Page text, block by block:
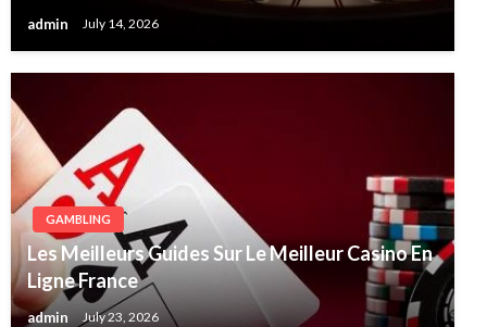
admin July 14, 2026
GAMBLING
Les Meilleurs Guides Sur Le Meilleur Casino En
Ligne France
admin July 23, 2026